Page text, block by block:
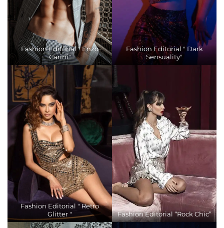
Fashion Editorial " Enzo
Carini"
Fashion Editorial " Dark
Sensuality"
Fashion Editorial " Retro
Glitter "
Fashion Editorial “Rock Chic”